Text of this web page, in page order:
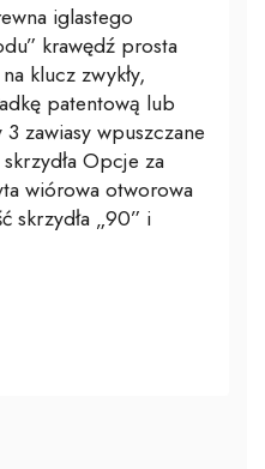
iglastego
krawędź prosta
klucz zwykły,
patentową lub
zawiasy wpuszczane
Opcje za
wiórowa otworowa
skrzydła „90” i